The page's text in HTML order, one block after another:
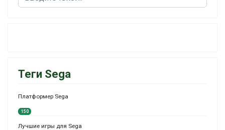
Теги Sega
Платформер Sega
150
Лучшие игры для Sega